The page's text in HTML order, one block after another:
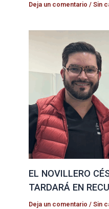
Deja un comentario /Sin
EL NOVILLERO
TARDARÁ EN
Deja un comentario /Sin